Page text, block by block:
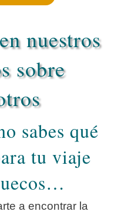
nuestros
sobre
sabes qué
tu viaje
a encontrar la